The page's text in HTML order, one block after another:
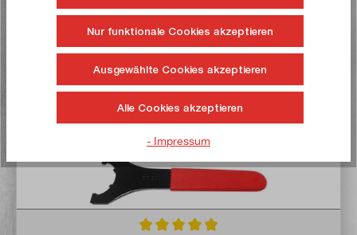
Jetzt kaufen!
Nur funktionale Cookies akzeptieren
Ausgewählte Cookies akzeptieren
Alle Cookies akzeptieren
- Impressum